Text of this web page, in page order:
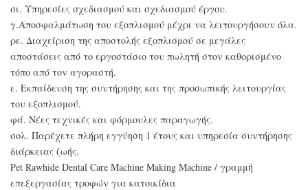
σι. Υπηρεσίες σχεδιασμού και σχεδιασμού έργου.
γ.Αποσφαλμάτωση του εξοπλισμού μέχρι να λειτουργήσουν όλα.
ρε. Διαχείριση της αποστολής εξοπλισμού σε μεγάλες
αποστάσεις από το εργοστάσιο του πωλητή στον καθορισμένο
τόπο από τον αγοραστή.
ε. Εκπαίδευση της συντήρησης και της προσωπικής λειτουργίας
του εξοπλισμού.
φά. Νέες τεχνικές και φόρμουλες παραγωγής.
σολ. Παρέχετε πλήρη εγγύηση 1 έτους και υπηρεσία συντήρησης
διάρκειας ζωής.
Pet Rawhide Dental Care Machine Making Machine / γραμμή
επεξεργασίας τροφών για κατοικίδια​